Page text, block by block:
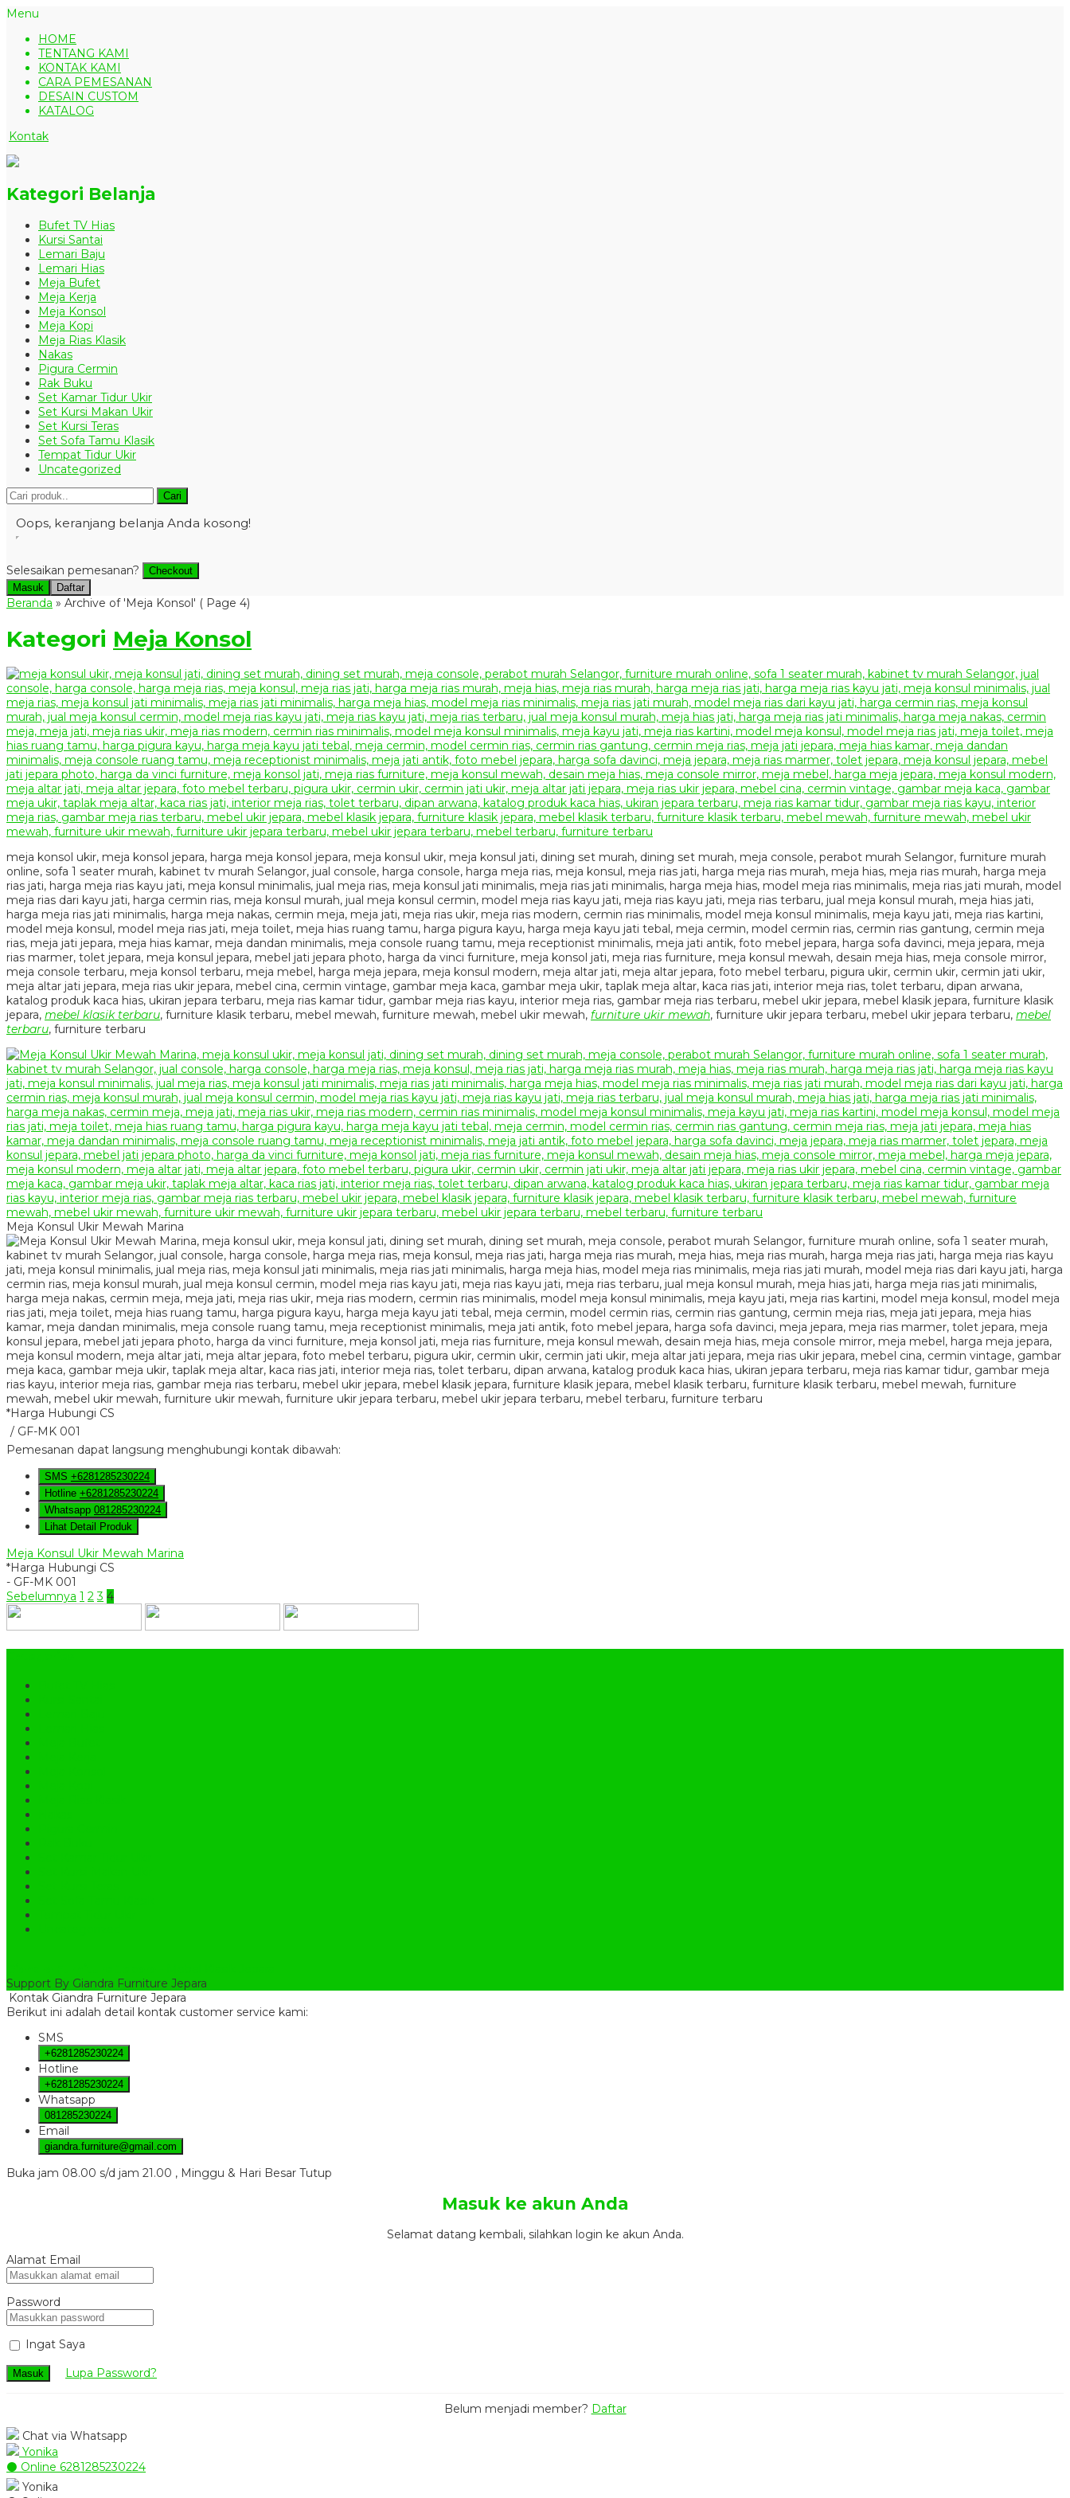
Menu
HOME
TENTANG KAMI
KONTAK KAMI
CARA PEMESANAN
DESAIN CUSTOM
KATALOG
Kontak
Kategori Belanja
Bufet TV Hias
Kursi Santai
Lemari Baju
Lemari Hias
Meja Bufet
Meja Kerja
Meja Konsol
Meja Kopi
Meja Rias Klasik
Nakas
Pigura Cermin
Rak Buku
Set Kamar Tidur Ukir
Set Kursi Makan Ukir
Set Kursi Teras
Set Sofa Tamu Klasik
Tempat Tidur Ukir
Uncategorized
Cari
Oops, keranjang belanja Anda kosong!
Selesaikan pemesanan?
Checkout
Masuk
Daftar
Beranda » Archive of 'Meja Konsol' ( Page 4)
Kategori Meja Konsol
meja konsol ukir, meja konsol jepara, harga meja konsol jepara, meja konsul ukir, meja konsul jati, dining set murah, dining set murah, meja console, perabot murah Selangor, furniture murah
online, sofa 1 seater murah, kabinet tv murah Selangor, jual console, harga console, harga meja rias, meja konsul, meja rias jati, harga meja rias murah, meja hias, meja rias murah, harga meja
rias jati, harga meja rias kayu jati, meja konsul minimalis, jual meja rias, meja konsul jati minimalis, meja rias jati minimalis, harga meja hias, model meja rias minimalis, meja rias jati murah, model
meja rias dari kayu jati, harga cermin rias, meja konsul murah, jual meja konsul cermin, model meja rias kayu jati, meja rias kayu jati, meja rias terbaru, jual meja konsul murah, meja hias jati,
harga meja rias jati minimalis, harga meja nakas, cermin meja, meja jati, meja rias ukir, meja rias modern, cermin rias minimalis, model meja konsul minimalis, meja kayu jati, meja rias kartini,
model meja konsul, model meja rias jati, meja toilet, meja hias ruang tamu, harga pigura kayu, harga meja kayu jati tebal, meja cermin, model cermin rias, cermin rias gantung, cermin meja
rias, meja jati jepara, meja hias kamar, meja dandan minimalis, meja console ruang tamu, meja receptionist minimalis, meja jati antik, foto mebel jepara, harga sofa davinci, meja jepara, meja
rias marmer, tolet jepara, meja konsul jepara, mebel jati jepara photo, harga da vinci furniture, meja konsol jati, meja rias furniture, meja konsul mewah, desain meja hias, meja console mirror,
meja console terbaru, meja konsol terbaru, meja mebel, harga meja jepara, meja konsul modern, meja altar jati, meja altar jepara, foto mebel terbaru, pigura ukir, cermin ukir, cermin jati ukir,
meja altar jati jepara, meja rias ukir jepara, mebel cina, cermin vintage, gambar meja kaca, gambar meja ukir, taplak meja altar, kaca rias jati, interior meja rias, tolet terbaru, dipan arwana,
katalog produk kaca hias, ukiran jepara terbaru, meja rias kamar tidur, gambar meja rias kayu, interior meja rias, gambar meja rias terbaru, mebel ukir jepara, mebel klasik jepara, furniture klasik
jepara, mebel klasik terbaru, furniture klasik terbaru, mebel mewah, furniture mewah, mebel ukir mewah, furniture ukir mewah, furniture ukir jepara terbaru, mebel ukir jepara terbaru, mebel
terbaru, furniture terbaru
Meja Konsul Ukir Mewah Marina
*Harga Hubungi CS
/ GF-MK 001
Pemesanan dapat langsung menghubungi kontak dibawah:
SMS +6281285230224
Hotline +6281285230224
Whatsapp 081285230224
Lihat Detail Produk
Meja Konsul Ukir Mewah Marina
*Harga Hubungi CS
- GF-MK 001
Sebelumnya 1 2 3 4
Support By Giandra Furniture Jepara
Kontak Giandra Furniture Jepara
Berikut ini adalah detail kontak customer service kami:
SMS
+6281285230224
Hotline
+6281285230224
Whatsapp
081285230224
Email
giandra.furniture@gmail.com
Buka jam 08.00 s/d jam 21.00 , Minggu & Hari Besar Tutup
Masuk ke akun Anda
Selamat datang kembali, silahkan login ke akun Anda.
Alamat Email
Password
Ingat Saya
Masuk Lupa Password?
Belum menjadi member? Daftar
Chat via Whatsapp
Yonika
⚫ Online 6281285230224
Yonika